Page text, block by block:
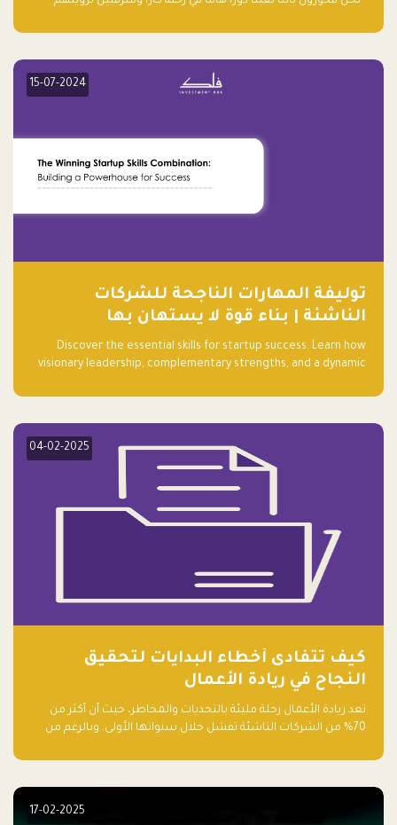
جيدًا لكوكبنا فحسب، بل إنه جيد أيضًا للأعمال”.
15-07-2024
توليفة المهارات الناجحة للشركات
الناشئة | بناء قوة لا يستهان بها
Discover the essential skills for startup success. Learn how
visionary leadership, complementary strengths, and a dynamic
elevate your startup! Follow us @FalakHub
04-02-2025
كيف تتفادى أخطاء البدايات لتحقيق
النجاح في ريادة الأعمال
تعد ريادة الأعمال رحلة مليئة بالتحديات والمخاطر، حيث أن أكثر من
70% من الشركات الناشئة تفشل خلال سنواتها الأولى. وبالرغم من
الكثيرون في بداية رحلتهم، وهي التي قد تعرقل نجاحهم. في هذا
17-02-2025